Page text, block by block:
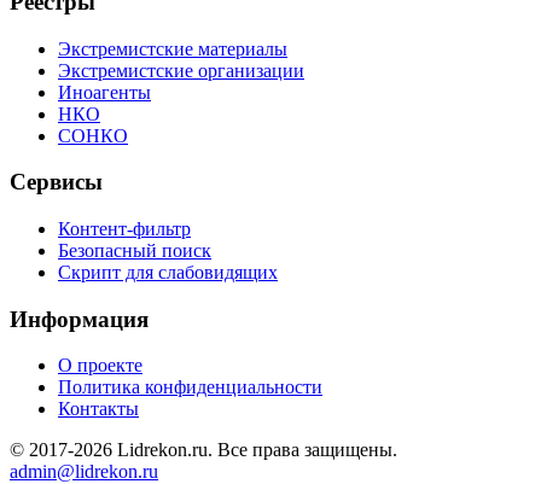
Экстремистские материалы
Экстремистские организации
Иноагенты
НКО
СОНКО
Сервисы
Контент-фильтр
Безопасный поиск
Скрипт для слабовидящих
Информация
О проекте
Политика конфиденциальности
Контакты
© 2017-2026 Lidrekon.ru. Все права защищены.
admin@lidrekon.ru